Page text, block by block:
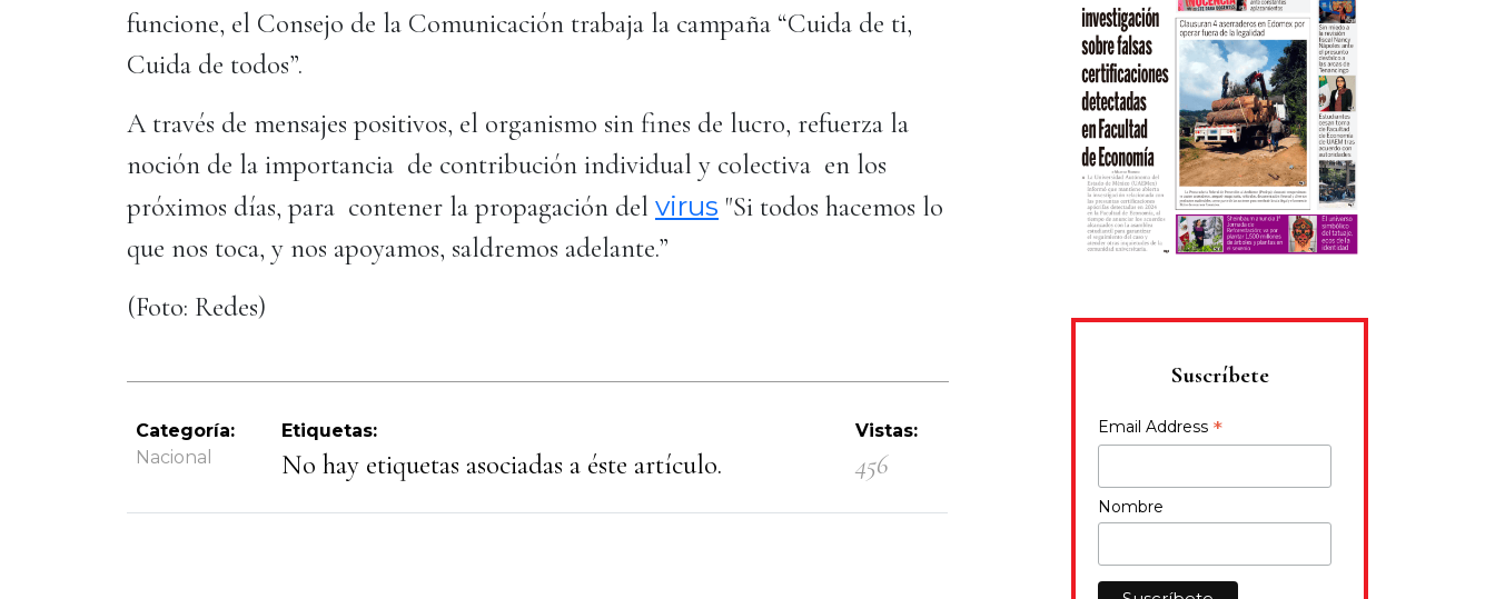
funcione, el Consejo de la Comunicación trabaja la campaña “Cuida de ti,
Cuida de todos”.
A través de mensajes positivos, el organismo sin fines de lucro, refuerza la
noción de la importancia de contribución individual y colectiva en los
próximos días, para contener la propagación del virus "Si todos hacemos lo
que nos toca, y nos apoyamos, saldremos adelante.”
(Foto: Redes)
Categoría:
Nacional
Etiquetas:
No hay etiquetas asociadas a éste artículo.
Vistas:
456
Suscríbete
Email Address *
Nombre